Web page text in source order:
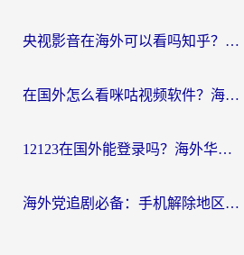
央视影音在海外可以看吗知乎？留学生亲测：3步解决地域限制+追剧自由
在国外怎么看咪咕视频软件？海外党亲测有效的回国加速方案
12123在国外能登录吗？海外华人必看的回国加速实用指南
海外党追剧必备：手机解除地区限制app怎么选？解决央视视频&国内剧地区限制全指南